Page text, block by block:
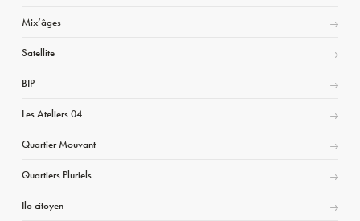
Mix’âges
Satellite
BIP
Les Ateliers 04
Quartier Mouvant
Quartiers Pluriels
Ilo citoyen